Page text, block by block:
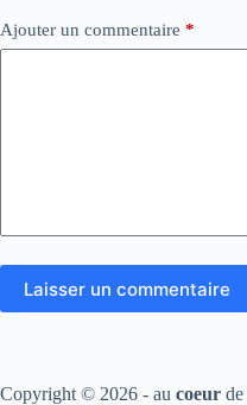
Ajouter un commentaire *
Laisser un commentaire
Copyright © 2026 - au coeur de